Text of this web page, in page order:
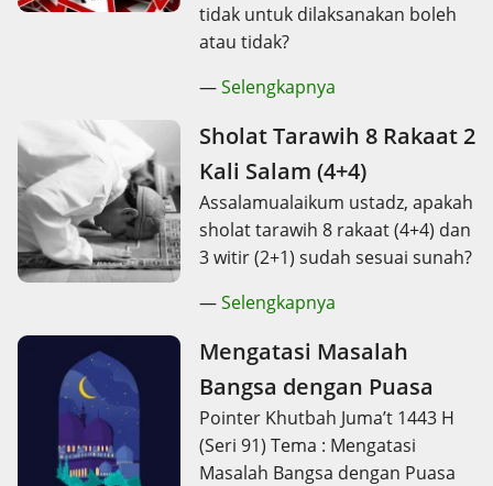
tidak untuk dilaksanakan boleh
atau tidak?
—Selengkapnya
Sholat Tarawih 8 Rakaat 2
Kali Salam (4+4)
Assalamualaikum ustadz, apakah
sholat tarawih 8 rakaat (4+4) dan
3 witir (2+1) sudah sesuai sunah?
—Selengkapnya
Mengatasi Masalah
Bangsa dengan Puasa
Pointer Khutbah Juma’t 1443 H
(Seri 91) Tema : Mengatasi
Masalah Bangsa dengan Puasa